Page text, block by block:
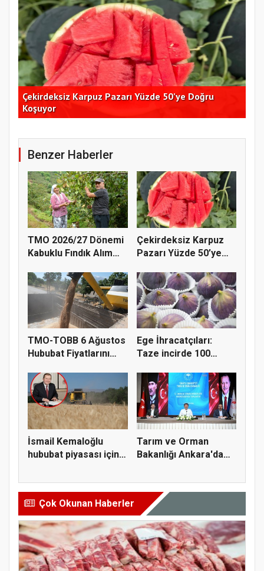
Çekirdeksiz Karpuz Pazarı Yüzde 50’ye Doğru
Koşuyor
Benzer Haberler
TMO 2026/27 Dönemi
Kabuklu Fındık Alım
Çekirdeksiz Karpuz
Pazarı Yüzde 50’ye
TMO-TOBB 6 Ağustos
Hububat Fiyatlarını
Ege İhracatçıları:
Taze incirde 100
İsmail Kemaloğlu
hububat piyasası için 4
Tarım ve Orman
Bakanlığı Ankara'da
Çok Okunan Haberler